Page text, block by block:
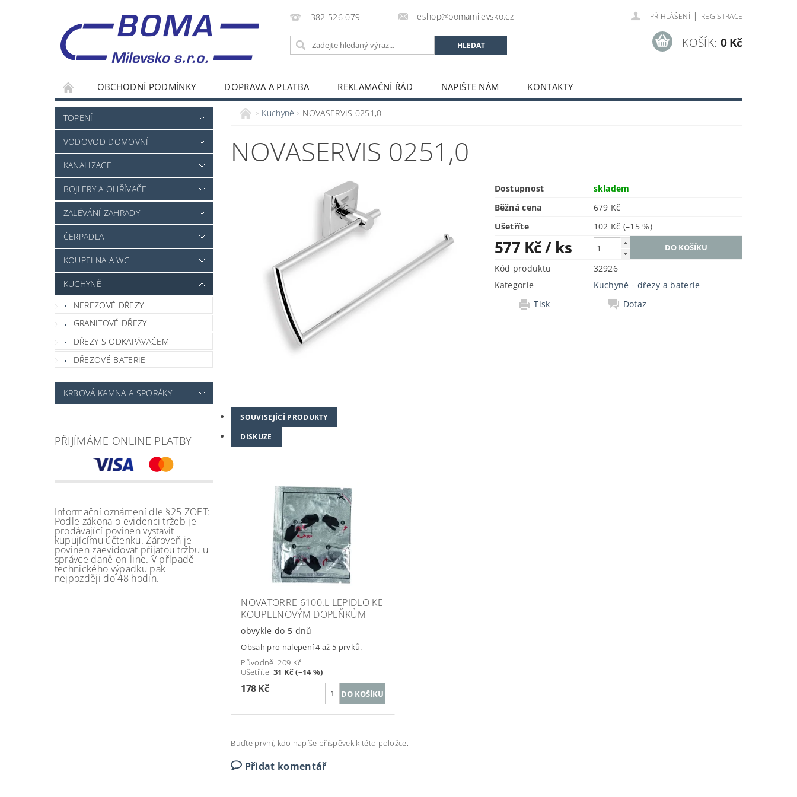
382 526 079 eshop@bomamilevsko.cz PŘIHLÁŠENÍ | REGISTRACE
KOŠÍK: 0 Kč
OBCHODNÍ PODMÍNKY DOPRAVA A PLATBA REKLAMAČNÍ ŘÁD NAPIŠTE NÁM KONTAKTY
TOPENÍ
VODOVOD DOMOVNÍ
KANALIZACE
BOJLERY A OHŘÍVAČE
ZALÉVÁNÍ ZAHRADY
ČERPADLA
KOUPELNA A WC
KUCHYNĚ
NEREZOVÉ DŘEZY
GRANITOVÉ DŘEZY
DŘEZY S ODKAPÁVAČEM
DŘEZOVÉ BATERIE
KRBOVÁ KAMNA A SPORÁKY
PŘIJÍMÁME ONLINE PLATBY
Informační oznámení dle §25 ZOET:
Podle zákona o evidenci tržeb je
prodávající povinen vystavit
kupujícímu účtenku. Zároveň je
povinen zaevidovat přijatou tržbu u
správce daně on-line. V případě
technického výpadku pak
nejpozději do 48 hodin.
Kuchyně NOVASERVIS 0251,0
NOVASERVIS 0251,0
Dostupnost
skladem
Běžná cena
679 Kč
Ušetříte
102 Kč (–15 %)
577 Kč/ ks
Kód produktu
32926
Kategorie
Kuchyně - dřezy a baterie
Tisk
Dotaz
SOUVISEJÍCÍ PRODUKTY
DISKUZE
NOVATORRE 6100.L LEPIDLO KE
KOUPELNOVÝM DOPLŇKŮM
obvykle do 5 dnů
Obsah pro nalepení 4 až 5 prvků.
Původně:209 Kč
Ušetříte: 31 Kč (–14 %)
178 Kč
Buďte první, kdo napíše příspěvek k této položce.
Přidat komentář